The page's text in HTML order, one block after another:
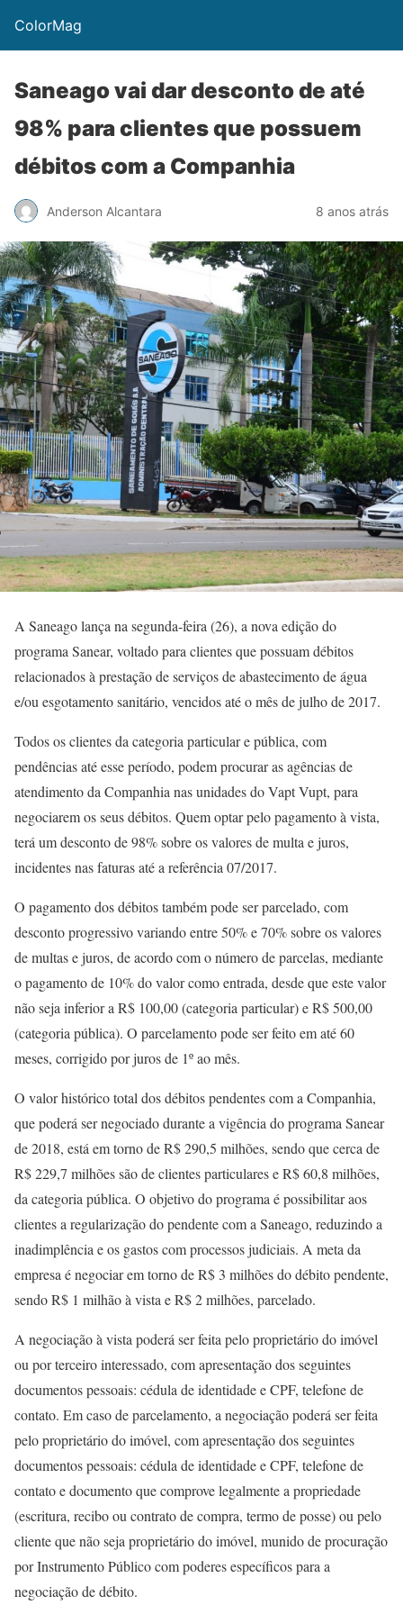
ColorMag
Saneago vai dar desconto de até
98% para clientes que possuem
débitos com a Companhia
Anderson Alcantara 8 anos atrás
A Saneago lança na segunda-feira (26), a nova edição do
programa Sanear, voltado para clientes que possuam débitos
relacionados à prestação de serviços de abastecimento de água
e/ou esgotamento sanitário, vencidos até o mês de julho de 2017.
Todos os clientes da categoria particular e pública, com
pendências até esse período, podem procurar as agências de
atendimento da Companhia nas unidades do Vapt Vupt, para
negociarem os seus débitos. Quem optar pelo pagamento à vista,
terá um desconto de 98% sobre os valores de multa e juros,
incidentes nas faturas até a referência 07/2017.
O pagamento dos débitos também pode ser parcelado, com
desconto progressivo variando entre 50% e 70% sobre os valores
de multas e juros, de acordo com o número de parcelas, mediante
o pagamento de 10% do valor como entrada, desde que este valor
não seja inferior a R$ 100,00 (categoria particular) e R$ 500,00
(categoria pública). O parcelamento pode ser feito em até 60
meses, corrigido por juros de 1º ao mês.
O valor histórico total dos débitos pendentes com a Companhia,
que poderá ser negociado durante a vigência do programa Sanear
de 2018, está em torno de R$ 290,5 milhões, sendo que cerca de
R$ 229,7 milhões são de clientes particulares e R$ 60,8 milhões,
da categoria pública. O objetivo do programa é possibilitar aos
clientes a regularização do pendente com a Saneago, reduzindo a
inadimplência e os gastos com processos judiciais. A meta da
empresa é negociar em torno de R$ 3 milhões do débito pendente,
sendo R$ 1 milhão à vista e R$ 2 milhões, parcelado.
A negociação à vista poderá ser feita pelo proprietário do imóvel
ou por terceiro interessado, com apresentação dos seguintes
documentos pessoais: cédula de identidade e CPF, telefone de
contato. Em caso de parcelamento, a negociação poderá ser feita
pelo proprietário do imóvel, com apresentação dos seguintes
documentos pessoais: cédula de identidade e CPF, telefone de
contato e documento que comprove legalmente a propriedade
(escritura, recibo ou contrato de compra, termo de posse) ou pelo
cliente que não seja proprietário do imóvel, munido de procuração
por Instrumento Público com poderes específicos para a
negociação de débito.